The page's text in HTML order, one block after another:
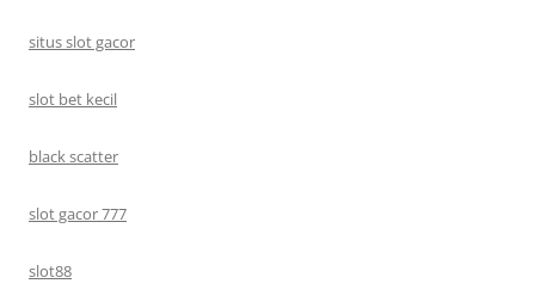
situs slot gacor
slot bet kecil
black scatter
slot gacor 777
slot88